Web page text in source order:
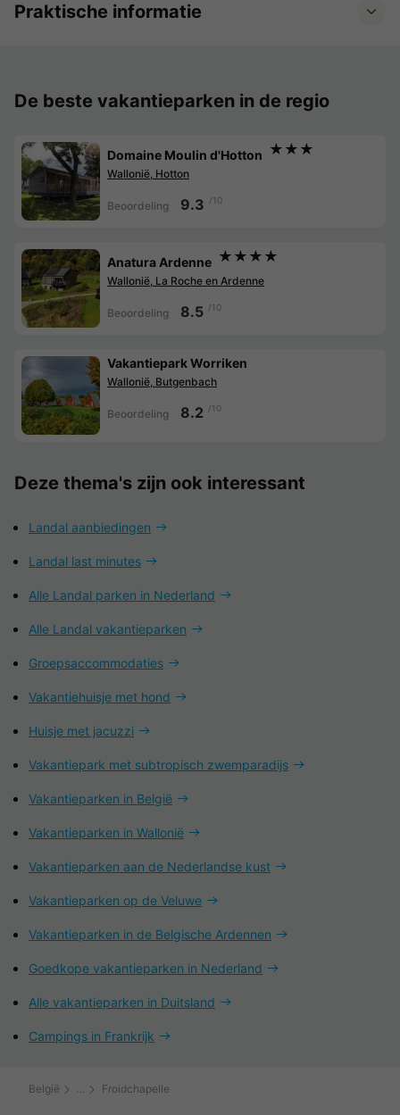
Praktische informatie
De beste vakantieparken in de regio
Domaine Moulin d'Hotton ★★★
Wallonië, Hotton
Beoordeling 9.3 /10
Anatura Ardenne ★★★★
Wallonië, La Roche en Ardenne
Beoordeling 8.5 /10
Vakantiepark Worriken
Wallonië, Butgenbach
Beoordeling 8.2 /10
Deze thema's zijn ook interessant
Landal aanbiedingen
Landal last minutes
Alle Landal parken in Nederland
Alle Landal vakantieparken
Groepsaccommodaties
Vakantiehuisje met hond
Huisje met jacuzzi
Vakantiepark met subtropisch zwemparadijs
Vakantieparken in België
Vakantieparken in Wallonië
Vakantieparken aan de Nederlandse kust
Vakantieparken op de Veluwe
Vakantieparken in de Belgische Ardennen
Goedkope vakantieparken in Nederland
Alle vakantieparken in Duitsland
Campings in Frankrijk
België Froidchapelle